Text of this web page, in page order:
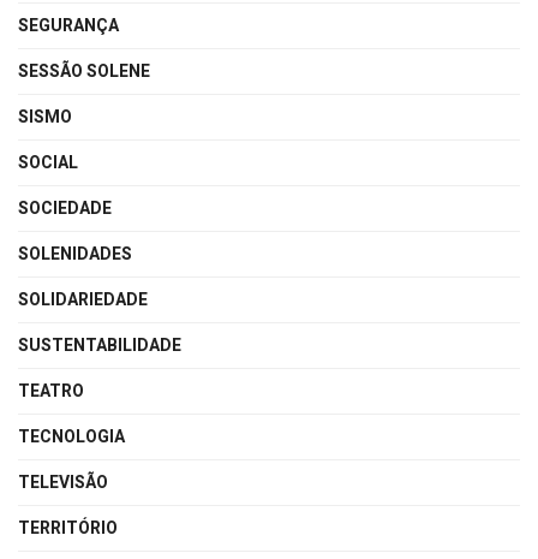
SEGURANÇA
SESSÃO SOLENE
SISMO
SOCIAL
SOCIEDADE
SOLENIDADES
SOLIDARIEDADE
SUSTENTABILIDADE
TEATRO
TECNOLOGIA
TELEVISÃO
TERRITÓRIO